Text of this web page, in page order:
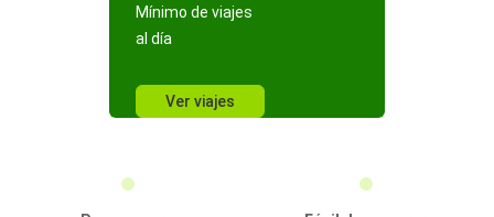
Mínimo de viajes
al día
Ver viajes